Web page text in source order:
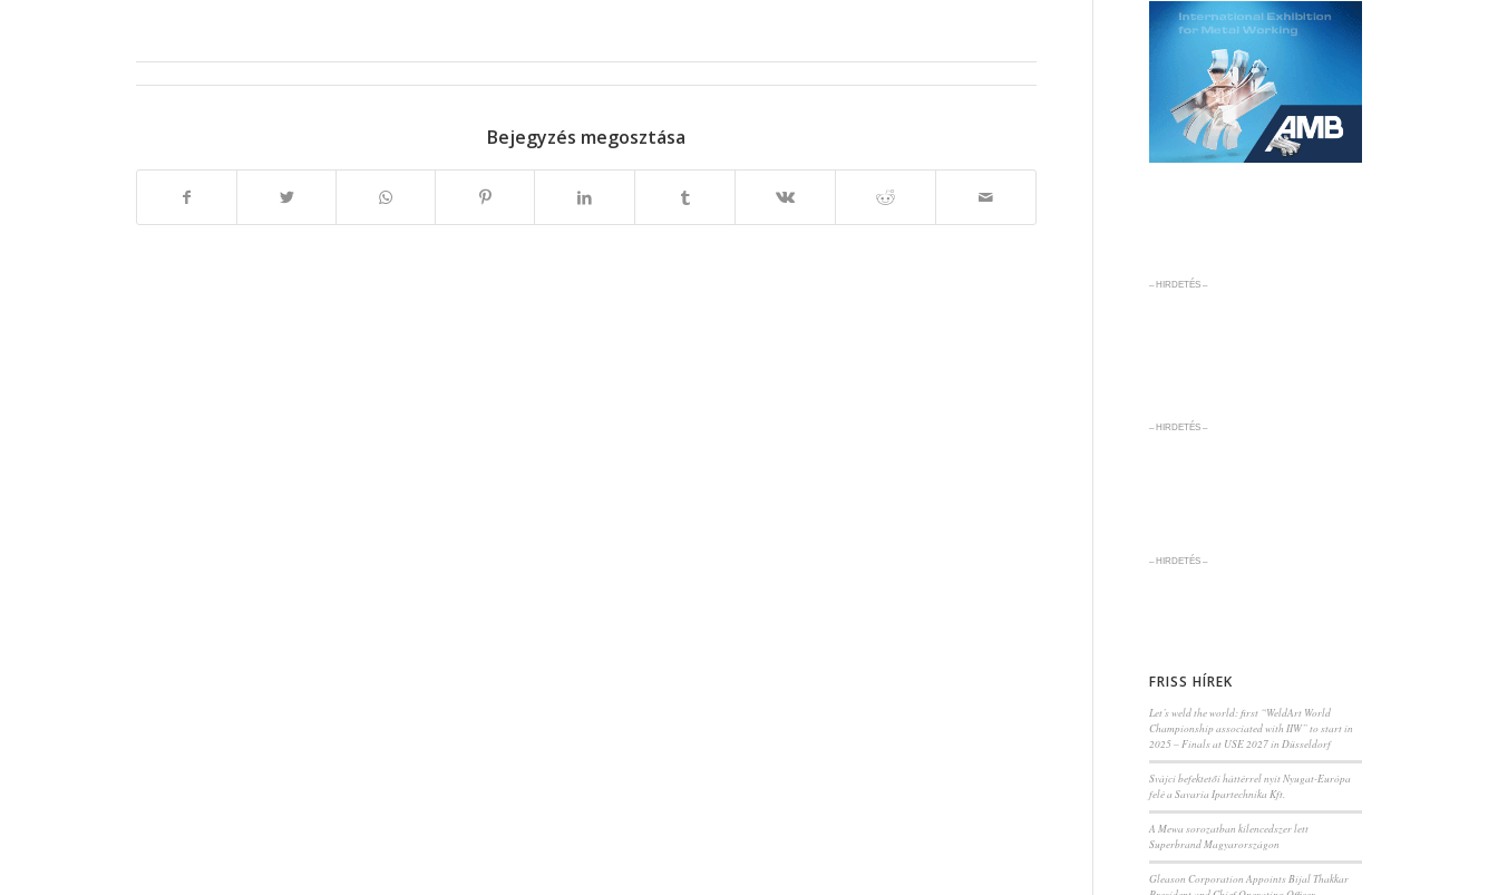
Bejegyzés megosztása
– HIRDETÉS –
– HIRDETÉS –
– HIRDETÉS –
FRISS HÍREK
Let’s weld the world: first “WeldArt World
Championship associated with IIW” to start in
2025 – Finals at USE 2027 in Düsseldorf
Svájci befektetői háttérrel nyit Nyugat-Európa
felé a Savaria Ipartechnika Kft.
A Mewa sorozatban kilencedszer lett
Superbrand Magyarországon
Gleason Corporation Appoints Bijal Thakkar